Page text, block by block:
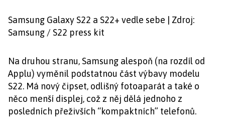
Samsung Galaxy S22 a S22+ vedle sebe | Zdroj:
Samsung / S22 press kit
Na druhou stranu, Samsung alespoň (na rozdíl od
Applu) vyměnil podstatnou část výbavy modelu
S22. Má nový čipset, odlišný fotoaparát a také o
něco menší displej, což z něj dělá jednoho z
posledních přeživších “kompaktních” telefonů.